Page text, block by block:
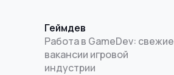
Геймдев
Работа в GameDev: свежие
вакансии игровой
индустрии